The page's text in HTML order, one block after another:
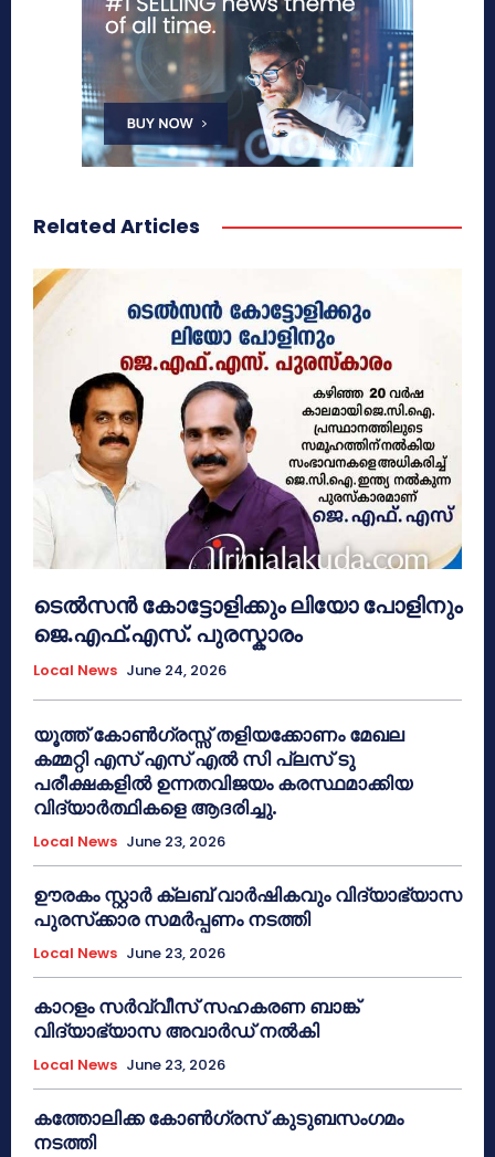
Related Articles
ടെൽസൻ കോട്ടോളിക്കും ലിയോ പോളിനും
ജെ.എഫ്.എസ്. പുരസ്കാരം
Local News June 24, 2026
യൂത്ത് കോൺഗ്രസ്സ് തളിയക്കോണം മേഖല
കമ്മറ്റി എസ് എസ് എൽ സി പ്ലസ് ടു
പരീക്ഷകളിൽ ഉന്നതവിജയം കരസ്ഥമാക്കിയ
വിദ്യാർത്ഥികളെ ആദരിച്ചു.
Local News June 23, 2026
ഊരകം സ്റ്റാർ ക്ലബ് വാർഷികവും വിദ്യാഭ്യാസ
പുരസ്‌ക്കാര സമർപ്പണം നടത്തി
Local News June 23, 2026
കാറളം സർവ്വീസ് സഹകരണ ബാങ്ക്
വിദ്യാഭ്യാസ അവാർഡ് നൽകി
Local News June 23, 2026
കത്തോലിക്ക കോൺഗ്രസ് കുടുബസംഗമം
നടത്തി